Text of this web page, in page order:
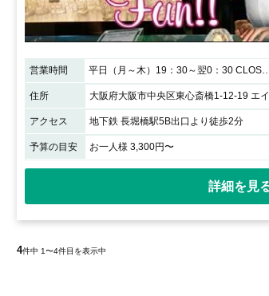
営業時間 平日（月～木）19：30～翌0：30 CLOSE 週末（
住所 大阪府大阪市中央区東心斎橋1-12-19 エ
アクセス 地下鉄 長堀橋駅5B出口より徒歩2分
予算の目安 お一人様 3,300円〜
詳細を見
4件中 1〜4件目を表示中